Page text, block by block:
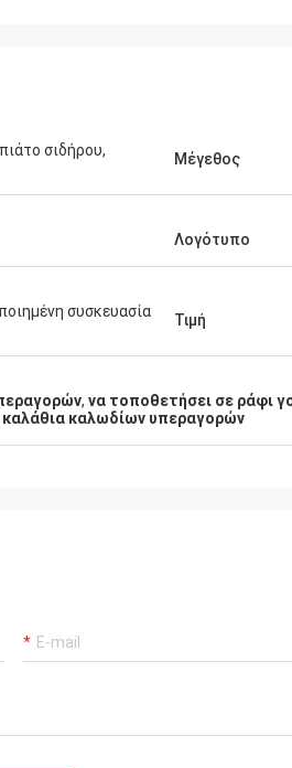
πελάτες εγκωμιάζουν το
υψηλό - ποιότητα για την
επιφάνειας. Αισθάνομαι
σιδήρου,
Μέγεθος
Λογότυπο
συσκευασία
Τιμή
, να τοποθετήσει σε ράφι
καλωδίων υπεραγορών